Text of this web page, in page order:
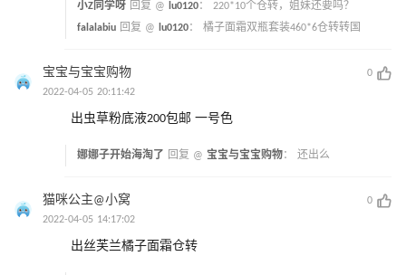
小Z同学呀 回复 @ lu0120： 220*10个仓转，姐妹还要吗？
falalabiu 回复 @ lu0120： 橘子面霜双瓶套装460*6仓转转国
宝宝与宝宝购物
0
2022-04-05 20:11:42
出虫草粉底液200包邮 一号色
娜娜子开始海淘了 回复 @ 宝宝与宝宝购物： 还出么
猫咪公主@小窝
0
2022-04-05 14:17:02
出丝芙兰橘子面霜仓转